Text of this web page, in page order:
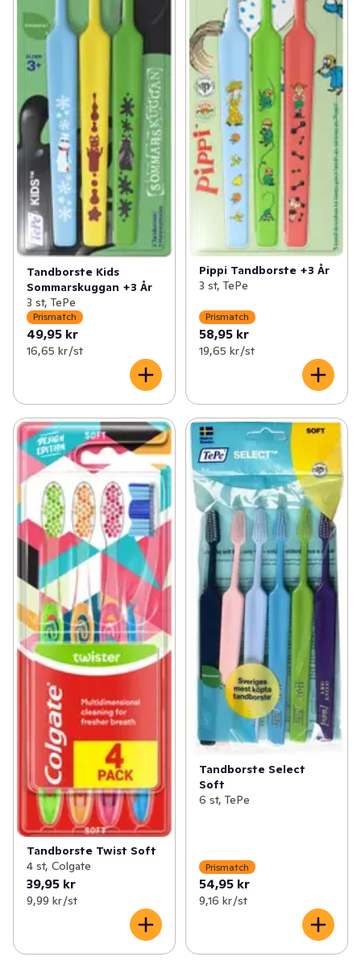
Tandborste Kids
Sommarskuggan +3 År
3 st, TePe
Prismatch
49,95 kr
16,65 kr /st
Pippi Tandborste +3 År
3 st, TePe
Prismatch
58,95 kr
19,65 kr /st
Tandborste Twist Soft
4 st, Colgate
39,95 kr
9,99 kr /st
Tandborste Select
Soft
6 st, TePe
Prismatch
54,95 kr
9,16 kr /st